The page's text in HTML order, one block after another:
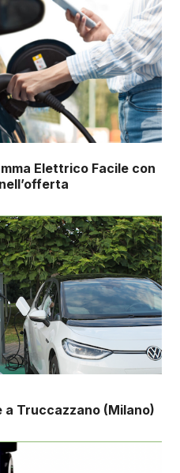
Elettrico Facile con
Truccazzano (Milano)